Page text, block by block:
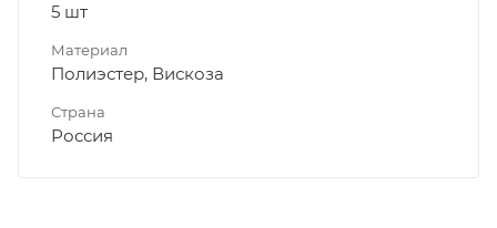
5 шт
Материал
Полиэстер, Вискоза
Страна
Россия